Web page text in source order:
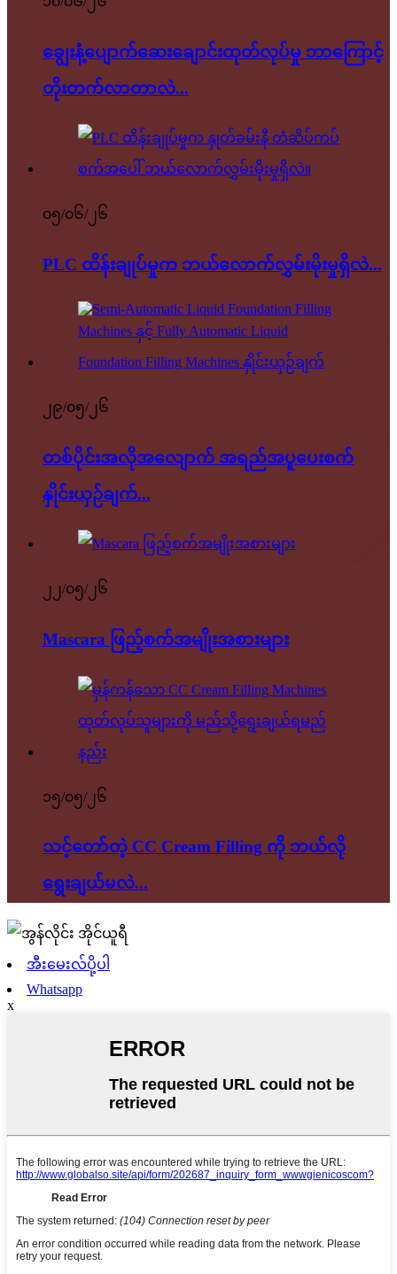
ချွေးနံ့ပျောက်ဆေးချောင်းထုတ်လုပ်မှု ဘာကြောင့်
တိုးတက်လာတာလဲ...
၀၅/၀၆/၂၆
PLC ထိန်းချုပ်မှုက ဘယ်လောက်လွှမ်းမိုးမှုရှိလဲ...
၂၉/၀၅/၂၆
တစ်ပိုင်းအလိုအလျောက် အရည်အပူပေးစက်
နှိုင်းယှဉ်ချက်...
၂၂/၀၅/၂၆
Mascara ဖြည့်စက်အမျိုးအစားများ
၁၅/၀၅/၂၆
သင့်တော်တဲ့ CC Cream Filling ကို ဘယ်လို
ရွေးချယ်မလဲ...
အီးမေးလ်ပို့ပါ
Whatsapp
x